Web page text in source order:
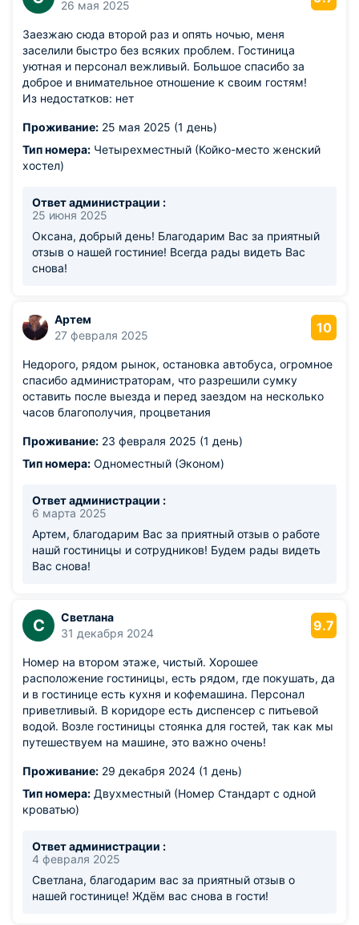
26 мая 2025
Заезжаю сюда второй раз и опять ночью, меня
заселили быстро без всяких проблем. Гостиница
уютная и персонал вежливый. Большое спасибо за
доброе и внимательное отношение к своим гостям!
Из недостатков: нет
Проживание: 25 мая 2025 (1 день)
Тип номера: Четырехместный (Койко-место женский
хостел)
Ответ администрации :
25 июня 2025
Оксана, добрый день! Благодарим Вас за приятный
отзыв о нашей гостиние! Всегда рады видеть Вас
снова!
Артем
27 февраля 2025
10
Недорого, рядом рынок, остановка автобуса, огромное
спасибо администраторам, что разрешили сумку
оставить после выезда и перед заездом на несколько
часов благополучия, процветания
Проживание: 23 февраля 2025 (1 день)
Тип номера: Одноместный (Эконом)
Ответ администрации :
6 марта 2025
Артем, благодарим Вас за приятный отзыв о работе
нашй гостиницы и сотрудников! Будем рады видеть
Вас снова!
С
Светлана
31 декабря 2024
9.7
Номер на втором этаже, чистый. Хорошее
расположение гостиницы, есть рядом, где покушать, да
и в гостинице есть кухня и кофемашина. Персонал
приветливый. В коридоре есть диспенсер с питьевой
водой. Возле гостиницы стоянка для гостей, так как мы
путешествуем на машине, это важно очень!
Проживание: 29 декабря 2024 (1 день)
Тип номера: Двухместный (Номер Стандарт с одной
кроватью)
Ответ администрации :
4 февраля 2025
Светлана, благодарим вас за приятный отзыв о
нашей гостинице! Ждём вас снова в гости!